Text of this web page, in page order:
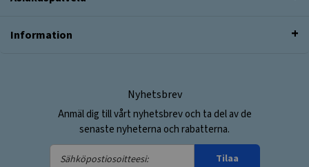
Information
Nyhetsbrev
Anmäl dig till vårt nyhetsbrev och ta del av de
senaste nyheterna och rabatterna.
Sähköpostiosoitteesi:
Tilaa